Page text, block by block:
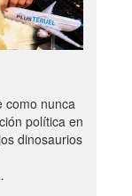
nunca
política en
dinosaurios